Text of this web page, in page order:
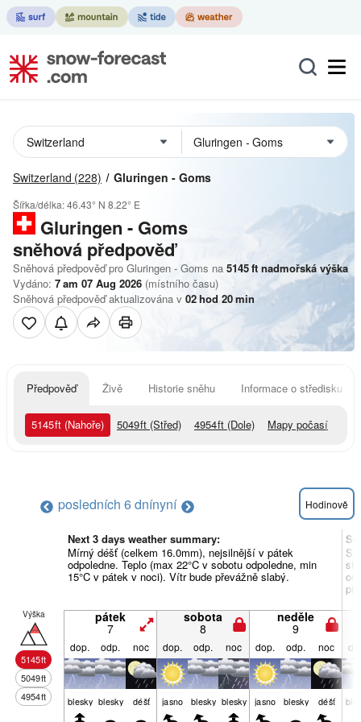
Switzerland (228) Gluringen - Goms
Šířka/délka:46.43° N 8.22° E
Gluringen - Goms
sněhová předpověď
Sněhová předpověď pro Gluringen - Goms na 5145ft nadmořská výška
Vydáno: 7 am 07 Aug 2026 (místního času)
Sněhová předpověď aktualizována v 02hod 20min
Předpověď Živě Historie sněhu Informace o středisku
5145ft (Nahoře) 5049ft (Střed) 4954ft (Dole) Mapy počasí
posledních 6 dnínyní Hodinově
Next 3 days weather summary:
Mírný déšť (celkem 16.0mm), nejsilnější v pátek
odpoledne. Teplo (max 22°C v sobotu odpoledne, min
15°C v pátek v noci). Vítr bude převážně slabý.
Výška
5145ft
5049ft
4954ft
pátek
7
sobota
8
neděle
9
dop. odp. noc dop. odp. noc dop. odp. noc
blesky blesky déšť jasno blesky blesky jasno blesky déšť